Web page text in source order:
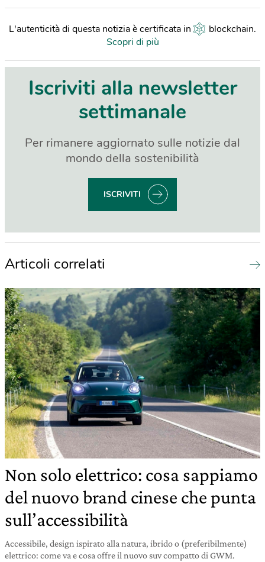
L'autenticità di questa notizia è certificata in blockchain.
Scopri di più
Iscriviti alla newsletter
settimanale
Per rimanere aggiornato sulle notizie dal
mondo della sostenibilità
ISCRIVITI
Articoli correlati
Non solo elettrico: cosa sappiamo
del nuovo brand cinese che punta
sull’accessibilità
Accessibile, design ispirato alla natura, ibrido o (preferibilmente)
elettrico: come va e cosa offre il nuovo suv compatto di GWM.